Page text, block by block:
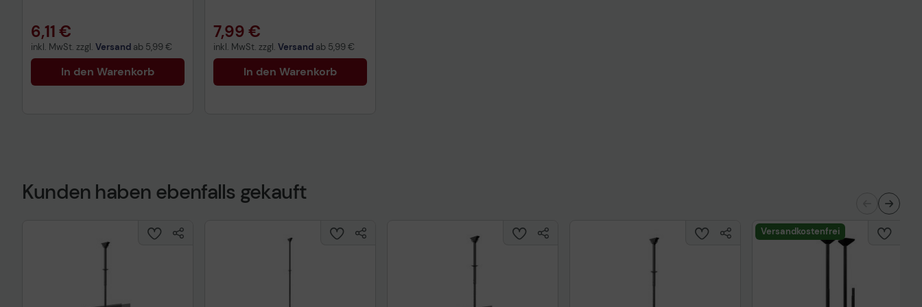
6,11 €
inkl. MwSt. zzgl. Versand ab 5,99 €
In den Warenkorb
7,99 €
inkl. MwSt. zzgl. Versand ab 5,99 €
In den Warenkorb
Kunden haben ebenfalls gekauft
Versandkostenfrei